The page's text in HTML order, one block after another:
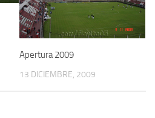
Apertura 2009
13 DICIEMBRE, 2009